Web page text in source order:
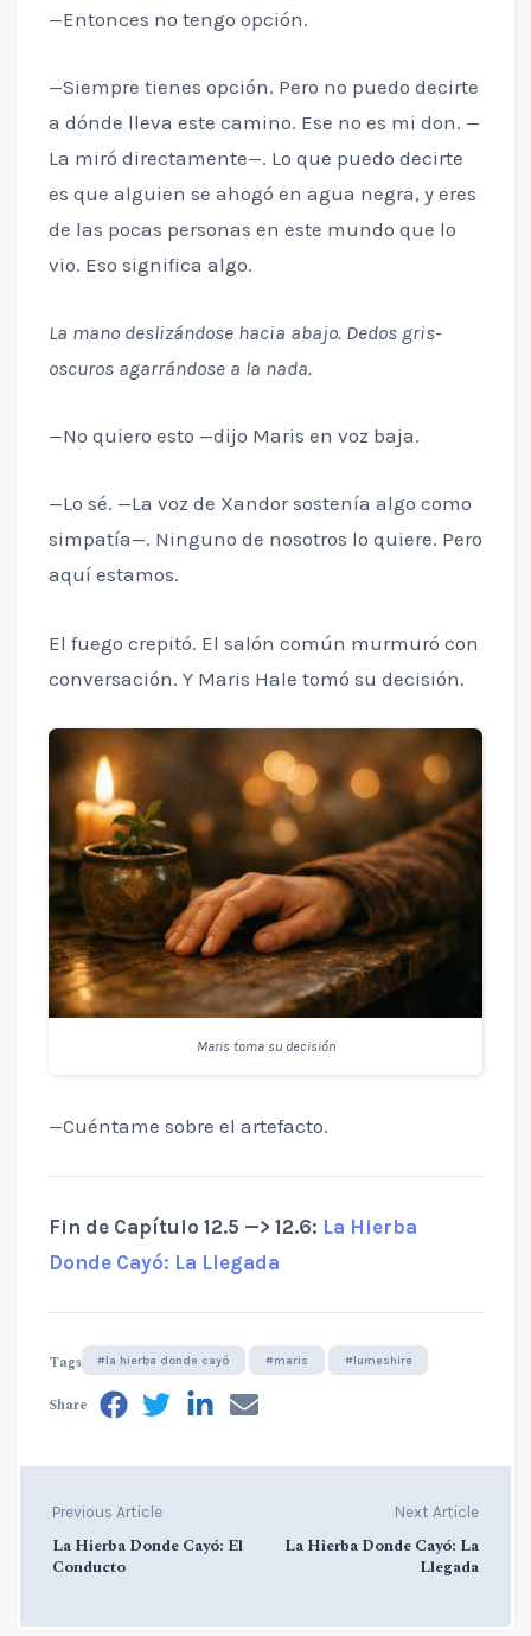
—Entonces no tengo opción.
—Siempre tienes opción. Pero no puedo decirte
a dónde lleva este camino. Ese no es mi don. —
La miró directamente—. Lo que puedo decirte
es que alguien se ahogó en agua negra, y eres
de las pocas personas en este mundo que lo
vio. Eso significa algo.
La mano deslizándose hacia abajo. Dedos gris-
oscuros agarrándose a la nada.
—No quiero esto —dijo Maris en voz baja.
—Lo sé. —La voz de Xandor sostenía algo como
simpatía—. Ninguno de nosotros lo quiere. Pero
aquí estamos.
El fuego crepitó. El salón común murmuró con
conversación. Y Maris Hale tomó su decisión.
Maris toma su decisión
—Cuéntame sobre el artefacto.
Fin de Capítulo 12.5 —> 12.6: La Hierba
Donde Cayó: La Llegada
Tags #la hierba donde cayó #maris #lumeshire
Share
Previous Article
La Hierba Donde Cayó: El
Conducto
Next Article
La Hierba Donde Cayó: La
Llegada